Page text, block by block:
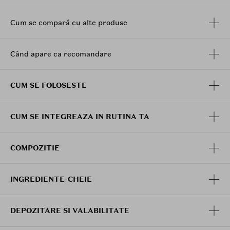
sau folositi uscatorul de par. Pentru cele mai bune
Cum se compară cu alte produse
Când apare ca recomandare
CUM SE FOLOSESTE
CUM SE INTEGREAZA IN RUTINA TA
COMPOZITIE
INGREDIENTE-CHEIE
DEPOZITARE SI VALABILITATE